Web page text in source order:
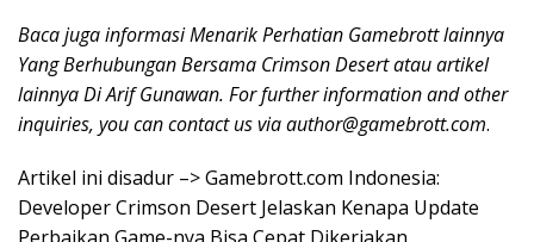
Baca juga informasi Menarik Perhatian Gamebrott lainnya
Yang Berhubungan Bersama Crimson Desert atau artikel
lainnya Di Arif Gunawan. For further information and other
inquiries, you can contact us viaauthor@gamebrott.com.
Artikel ini disadur –> Gamebrott.com Indonesia:
Developer Crimson Desert Jelaskan Kenapa Update